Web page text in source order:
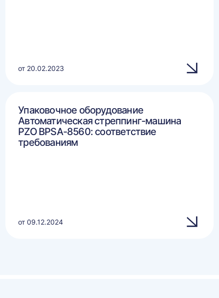
от 20.02.2023
Упаковочное оборудование
Автоматическая стреппинг-машина
PZO BPSA-8560: соответствие
требованиям
от 09.12.2024